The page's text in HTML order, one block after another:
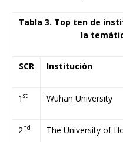
Tabla 3. Top ten de
la
SCR Institución
1 st Wuhan University
2nd The University of